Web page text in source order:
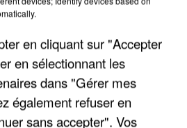
TOUS LE TRAC"
en cliquant sur "Accepter
en sélectionnant les
dans "Gérer mes
également refuser en
sans accepter". Vos